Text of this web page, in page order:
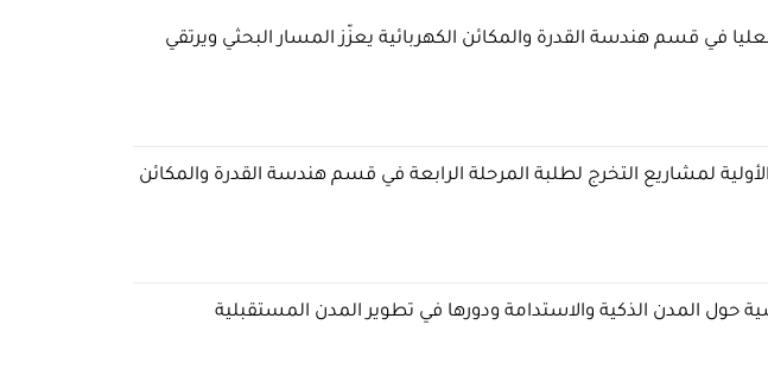
في قسم هندسة القدرة والمكائن الكهربائية يعزّز المسار البحثي ويرتقي
لمشاريع التخرج لطلبة المرحلة الرابعة في قسم هندسة القدرة والمكائن
حول المدن الذكية والاستدامة ودورها في تطوير المدن المستقبلية